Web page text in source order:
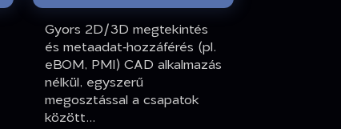
Gyors 2D/3D megtekintés
és metaadat‑hozzáférés (pl.
eBOM, PMI) CAD alkalmazás
nélkül, egyszerű
megosztással a csapatok
között...